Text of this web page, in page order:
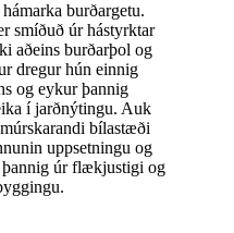
burðargetu.
smíðuð úr hástyrktar
aðeins burðarþol og
dregur hún einnig
og eykur þannig
í jarðnýtingu. Auk
bílastæði
uppsetningu og
úr flækjustigi og